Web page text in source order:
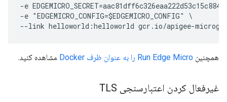
-e
-e "EDGEMICRO_CONFIG=$EDGEMICRO_CONFIG" \
همچنین Run Edge Micro را به عنوان ظرف Docker مشاهده کنید.
غیرفعال کردن اعتبارسنجی TLS